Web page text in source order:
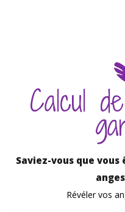
Calcul
Saviez-vous que
Révéler vos